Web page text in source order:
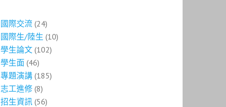
國際交流 (24)
國際生/陸生 (10)
學生論文 (102)
學生面 (46)
專題演講 (185)
志工進修 (8)
招生資訊 (56)